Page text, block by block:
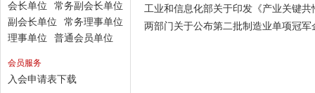
会长单位
常务副会长单位
副会长单位
常务理事单位
理事单位
普通会员单位
会员服务
入会申请表下载
工业和信息化部关于印发《产业关键
两部门关于公布第二批制造业单项冠